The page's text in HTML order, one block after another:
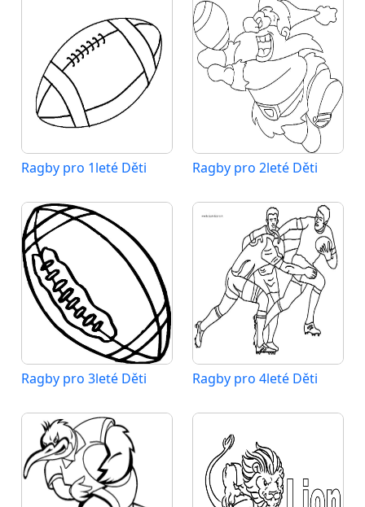
Ragby pro 1leté Děti Ragby pro 2leté Děti
Ragby pro 3leté Děti Ragby pro 4leté Děti